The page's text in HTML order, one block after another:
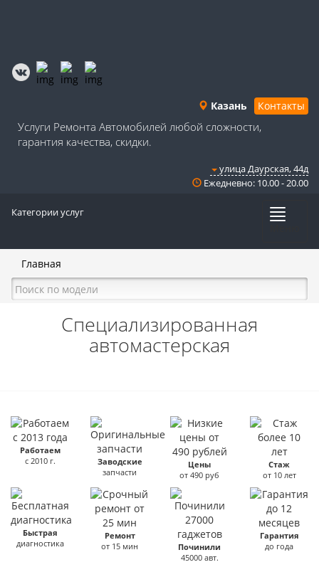
Казань Контакты
Услуги Ремонта Автомобилей любой сложности,
гарантия качества, скидки.
​улица ​Даурская, 44д
Ежедневно: 10.00 - 20.00
Категории услуг
Главная
Специализированная
автомастерская
Работаем
с 2010 г.
Заводские
запчасти
Цены
от 490 руб
Стаж
от 10 лет
Быстрая
диагностика
Ремонт
от 15 мин
Починили
45000 авт.
Гарантия
до года